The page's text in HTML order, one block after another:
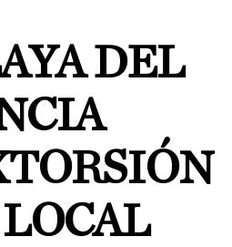
DEL